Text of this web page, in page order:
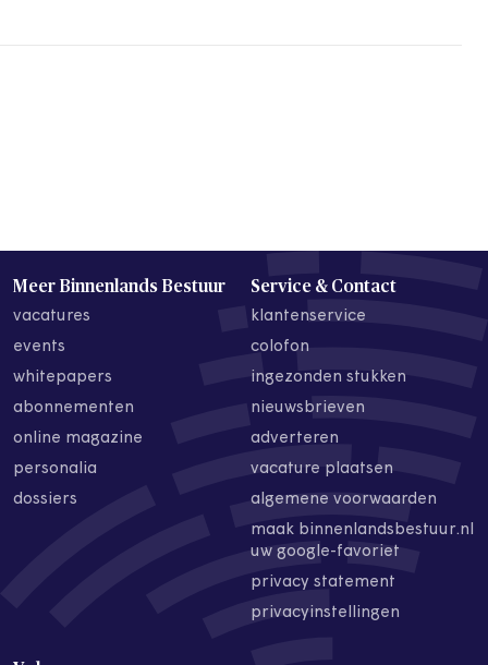
Meer Binnenlands Bestuur
vacatures
events
whitepapers
abonnementen
online magazine
personalia
dossiers
Service & Contact
klantenservice
colofon
ingezonden stukken
nieuwsbrieven
adverteren
vacature plaatsen
algemene voorwaarden
maak binnenlandsbestuur.nl
uw google-favoriet
privacy statement
privacyinstellingen